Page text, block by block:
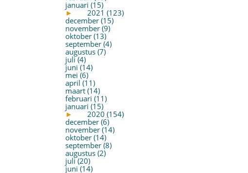
januari (15)
►
2021 (123)
december (15)
november (9)
oktober (13)
september (4)
augustus (7)
juli (4)
juni (14)
mei (6)
april (11)
maart (14)
februari (11)
januari (15)
►
2020 (154)
december (6)
november (14)
oktober (14)
september (8)
augustus (2)
juli (20)
juni (14)